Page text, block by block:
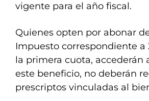
vigente para el año fiscal.
Quienes opten por abonar
Impuesto correspondiente
la primera cuota, accederán
este beneficio, no deberán
prescriptos vinculadas al